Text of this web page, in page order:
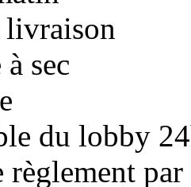
livraison
sec
du lobby
règlement